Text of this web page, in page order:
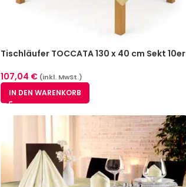
Tischläufer TOCCATA 130 x 40 cm Sekt 10er
107,04 € (inkl. MwSt.)
IN DEN WARENKORB